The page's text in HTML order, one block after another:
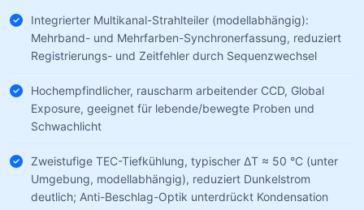
Integrierter Multikanal-Strahlteiler (modellabhängig):
Mehrband- und Mehrfarben-Synchronerfassung, reduziert
Registrierungs- und Zeitfehler durch Sequenzwechsel
Hochempfindlicher, rauscharm arbeitender CCD, Global
Exposure, geeignet für lebende/bewegte Proben und
Schwachlicht
Zweistufige TEC-Tiefkühlung, typischer ΔT ≈ 50 °C (unter
Umgebung, modellabhängig), reduziert Dunkelstrom
deutlich; Anti-Beschlag-Optik unterdrückt Kondensation